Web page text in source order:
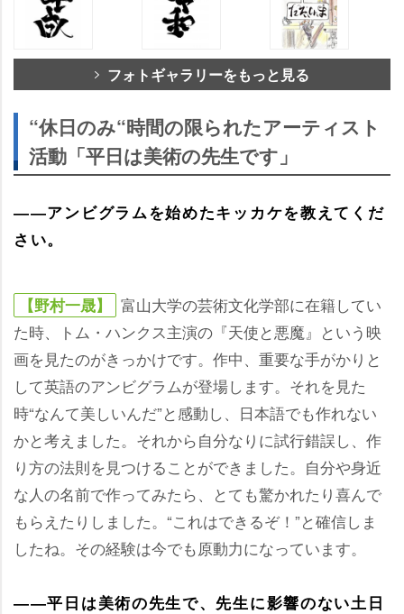
フォトギャラリーをもっと見る
“休日のみ“時間の限られたアーティスト
活動「平日は美術の先生です」
――アンビグラムを始めたキッカケを教えてくだ
さい。
【野村一晟】
富山大学の芸術文化学部に在籍してい
た時、トム・ハンクス主演の『天使と悪魔』という映
画を見たのがきっかけです。作中、重要な手がかりと
して英語のアンビグラムが登場します。それを見た
時“なんて美しいんだ”と感動し、日本語でも作れない
かと考えました。それから自分なりに試行錯誤し、作
り方の法則を見つけることができました。自分や身近
な人の名前で作ってみたら、とても驚かれたり喜んで
もらえたりしました。“これはできるぞ！”と確信しま
したね。その経験は今でも原動力になっています。
――平日は美術の先生で、先生に影響のない土日